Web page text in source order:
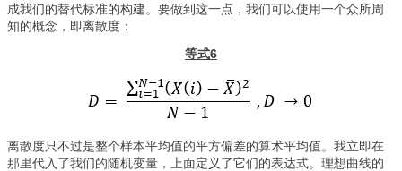
成我们的替代标准的构建。要做到这一点，我们可以使用一个众所周
知的概念，即离散度：
等式6
离散度只不过是整个样本平均值的平方偏差的算术平均值。我立即在
那里代入了我们的随机变量，上面定义了它们的表达式。理想曲线的